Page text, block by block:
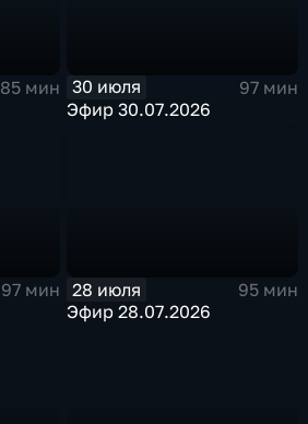
85 мин
30 июля
97 мин
Эфир 30.07.2026
97 мин
28 июля
95 мин
Эфир 28.07.2026